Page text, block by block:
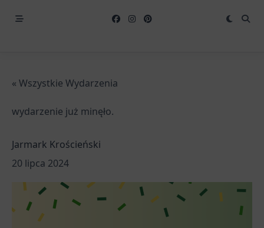
« Wszystkie Wydarzenia
wydarzenie już minęło.
Jarmark Krościeński
20 lipca 2024